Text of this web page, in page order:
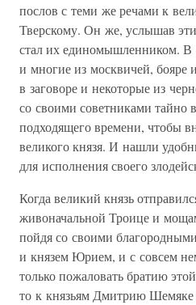
послов с теми же речами к
Тверскому. Он же, услышав
стал их единомышленником. В
и многие из москвичей, бояре
в заговоре и некоторые из
со своими советниками тайно
подходящего времени, чтобы
великого князя. И нашли
для исполнения своего
Когда великий князь
живоначальной Троице и
пойдя со своими
и князем Юрием, и с совсем
только пожаловать братию
то к князьям Дмитрию